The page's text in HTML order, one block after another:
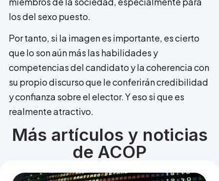
los del sexo puesto.
Por tanto, si la imagen es importante, es cierto
que lo son aún más las habilidades y
competencias del candidato y la coherencia con
su propio discurso que le conferirán credibilidad
y confianza sobre el elector. Y eso si que es
realmente atractivo.
Más artículos y noticias
de ACOP